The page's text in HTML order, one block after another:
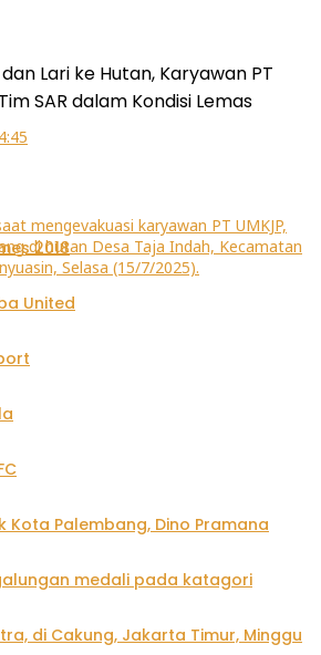
2018
United
Lari ke Hutan, Karyawan PT
SAR dalam Kondisi Lemas